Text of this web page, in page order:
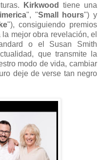
Kirkwood
tiene una
", "Small hours") y
"), consiguiendo premios
mejor obra revelación, el
o el Susan Smith
que transmite la
modo de vida, cambiar
deje de verse tan negro